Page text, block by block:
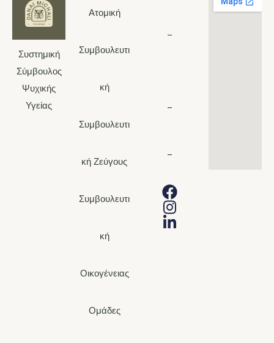
Συστημική
Σύμβουλος
Ψυχικής
Υγείας
Ατομική
Συμβουλευτι
κή
Συμβουλευτι
κή Ζεύγους
Συμβουλευτι
κή
Οικογένειας
Ομάδες
6948290983